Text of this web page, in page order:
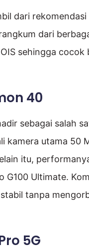
dari
dari
sehingga
40
sebagai salah
kamera utama 50
itu,
G100 Ultimate.
tanpa
5G